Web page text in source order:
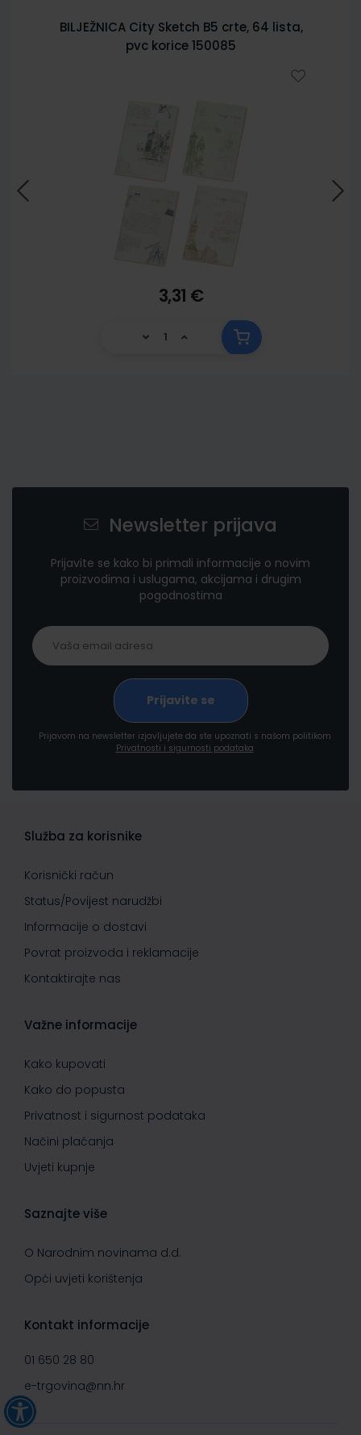
BILJEŽNICA City Sketch B5 crte, 64 lista,
pvc korice 150085
3,31 €
Newsletter prijava
Prijavite se kako bi primali informacije o novim
proizvodima i uslugama, akcijama i drugim
pogodnostima
Prijavom na newsletter izjavljujete da ste upoznati s našom politikom
Privatnosti i sigurnosti podataka
Služba za korisnike
Korisnički račun
Status/Povijest narudžbi
Informacije o dostavi
Povrat proizvoda i reklamacije
Kontaktirajte nas
Važne informacije
Kako kupovati
Kako do popusta
Privatnost i sigurnost podataka
Načini plaćanja
Uvjeti kupnje
Saznajte više
O Narodnim novinama d.d.
Opći uvjeti korištenja
Kontakt informacije
01 650 28 80
e-trgovina@nn.hr